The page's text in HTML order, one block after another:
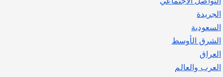
الجريدة
السعودية
الشرق الأوسط
العراق
العرب والعالم